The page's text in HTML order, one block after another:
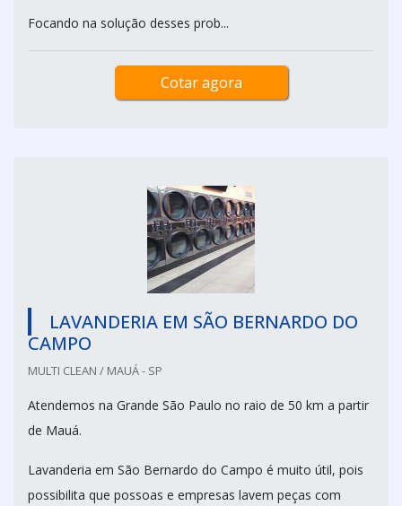
Focando na solução desses prob...
Cotar agora
LAVANDERIA EM SÃO BERNARDO DO
CAMPO
MULTI CLEAN / MAUÁ - SP
Atendemos na Grande São Paulo no raio de 50 km a partir
de Mauá.
Lavanderia em São Bernardo do Campo é muito útil, pois
possibilita que possoas e empresas lavem peças com